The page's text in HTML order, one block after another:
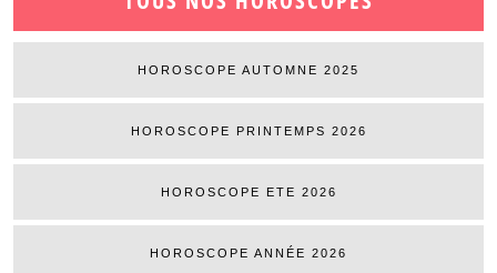
HOROSCOPE AUTOMNE 2025
HOROSCOPE PRINTEMPS 2026
HOROSCOPE ETE 2026
HOROSCOPE ANNÉE 2026